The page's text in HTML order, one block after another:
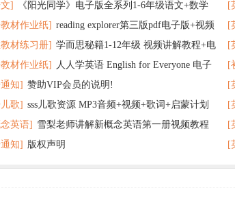
]
《阳光同学》电子版全系列1-6年级语文+数学
材作业纸] reading explorer第三版pdf电子版+视频
百度云网盘下载
材练习册] 学而思秘籍1-12年级 视频讲解教程+电
全册 百度网盘
材作业纸] 人人学英语 English for Everyone 电子
百度网盘下载
知] 赞助VIP会员的说明!
歌] sss儿歌资源 MP3音频+视频+歌词+启蒙计划
网盘下载
英语] 雪梨老师讲解新概念英语第一册视频教程
知] 版权声明
[
[
[
[
[
[
[
[